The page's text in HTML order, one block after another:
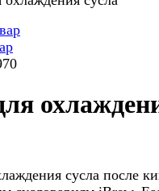
сусла после